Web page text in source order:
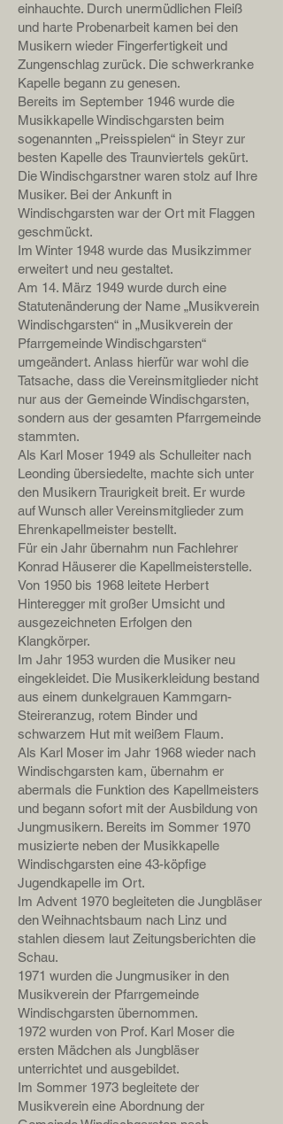
einhauchte. Durch unermüdlichen Fleiß
und harte Probenarbeit kamen bei den
Musikern wieder Fingerfertigkeit und
Zungenschlag zurück. Die schwerkranke
Kapelle begann zu genesen.
Bereits im September 1946 wurde die
Musikkapelle Windischgarsten beim
sogenannten „Preisspielen“ in Steyr zur
besten Kapelle des Traunviertels gekürt.
Die Windischgarstner waren stolz auf Ihre
Musiker. Bei der Ankunft in
Windischgarsten war der Ort mit Flaggen
geschmückt.
Im Winter 1948 wurde das Musikzimmer
erweitert und neu gestaltet.
Am 14. März 1949 wurde durch eine
Statutenänderung der Name „Musikverein
Windischgarsten“ in „Musikverein der
Pfarrgemeinde Windischgarsten“
umgeändert. Anlass hierfür war wohl die
Tatsache, dass die Vereinsmitglieder nicht
nur aus der Gemeinde Windischgarsten,
sondern aus der gesamten Pfarrgemeinde
stammten.
Als Karl Moser 1949 als Schulleiter nach
Leonding übersiedelte, machte sich unter
den Musikern Traurigkeit breit. Er wurde
auf Wunsch aller Vereinsmitglieder zum
Ehrenkapellmeister bestellt.
Für ein Jahr übernahm nun Fachlehrer
Konrad Häuserer die Kapellmeisterstelle.
Von 1950 bis 1968 leitete Herbert
Hinteregger mit großer Umsicht und
ausgezeichneten Erfolgen den
Klangkörper.
Im Jahr 1953 wurden die Musiker neu
eingekleidet. Die Musikerkleidung bestand
aus einem dunkelgrauen Kammgarn-
Steireranzug, rotem Binder und
schwarzem Hut mit weißem Flaum.
Als Karl Moser im Jahr 1968 wieder nach
Windischgarsten kam, übernahm er
abermals die Funktion des Kapellmeisters
und begann sofort mit der Ausbildung von
Jungmusikern. Bereits im Sommer 1970
musizierte neben der Musikkapelle
Windischgarsten eine 43-köpfige
Jugendkapelle im Ort.
Im Advent 1970 begleiteten die Jungbläser
den Weihnachtsbaum nach Linz und
stahlen diesem laut Zeitungsberichten die
Schau.
1971 wurden die Jungmusiker in den
Musikverein der Pfarrgemeinde
Windischgarsten übernommen.
1972 wurden von Prof. Karl Moser die
ersten Mädchen als Jungbläser
unterrichtet und ausgebildet.
Im Sommer 1973 begleitete der
Musikverein eine Abordnung der